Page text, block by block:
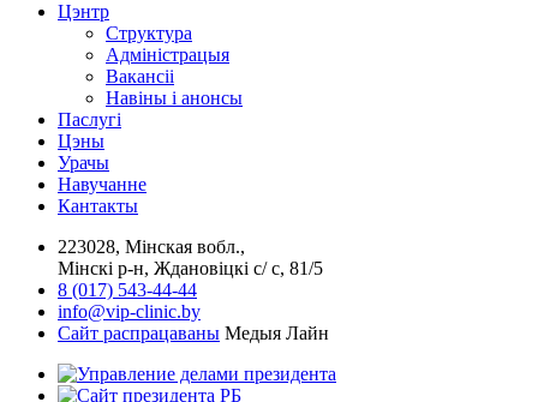
Цэнтр
Структура
Адміністрацыя
Вакансіі
Навіны і анонсы
Паслугi
Цэны
Урачы
Навучанне
Кантакты
223028, Мінская вобл.,
Мінскі р-н, Ждановіцкі с/ с, 81/5
8 (017) 543-44-44
info@vip-clinic.by
Сайт распрацаваны Медыя Лайн